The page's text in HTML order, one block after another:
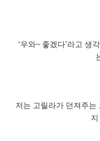
‘우와~ 좋겠다’라고 생
저는 고릴라가 던져주는